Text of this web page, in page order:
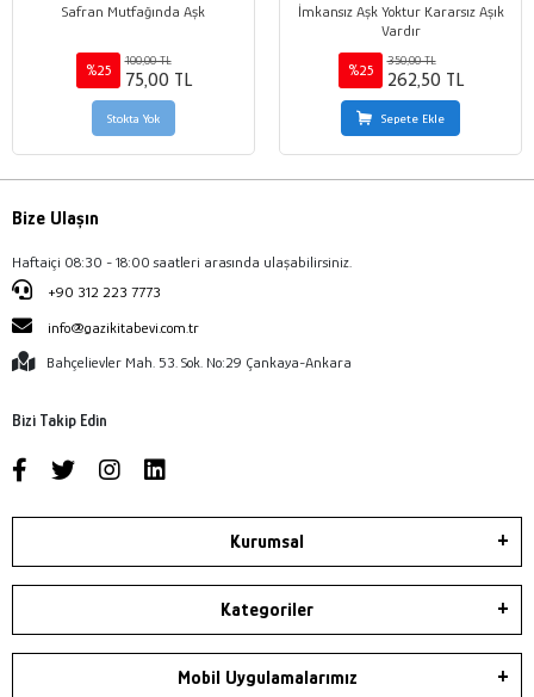
Safran Mutfağında Aşk
%25
100,00 TL
75,00 TL
Stokta Yok
İmkansız Aşk Yoktur Kararsız Aşık
Vardır
%25
350,00 TL
262,50 TL
Sepete Ekle
Bize Ulaşın
Haftaiçi 08:30 - 18:00 saatleri arasında ulaşabilirsiniz.
+90 312 223 7773
info@gazikitabevi.com.tr
Bahçelievler Mah. 53. Sok. No:29 Çankaya-Ankara
Bizi Takip Edin
Kurumsal
Kategoriler
Mobil Uygulamalarımız